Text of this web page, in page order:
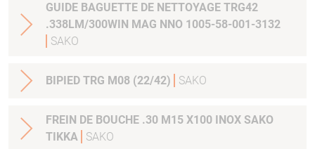
GUIDE BAGUETTE DE NETTOYAGE TRG42
.338LM/300WIN MAG NNO 1005-58-001-3132
SAKO
BIPIED TRG M08 (22/42) SAKO
FREIN DE BOUCHE .30 M15 X100 INOX SAKO
TIKKA
SAKO